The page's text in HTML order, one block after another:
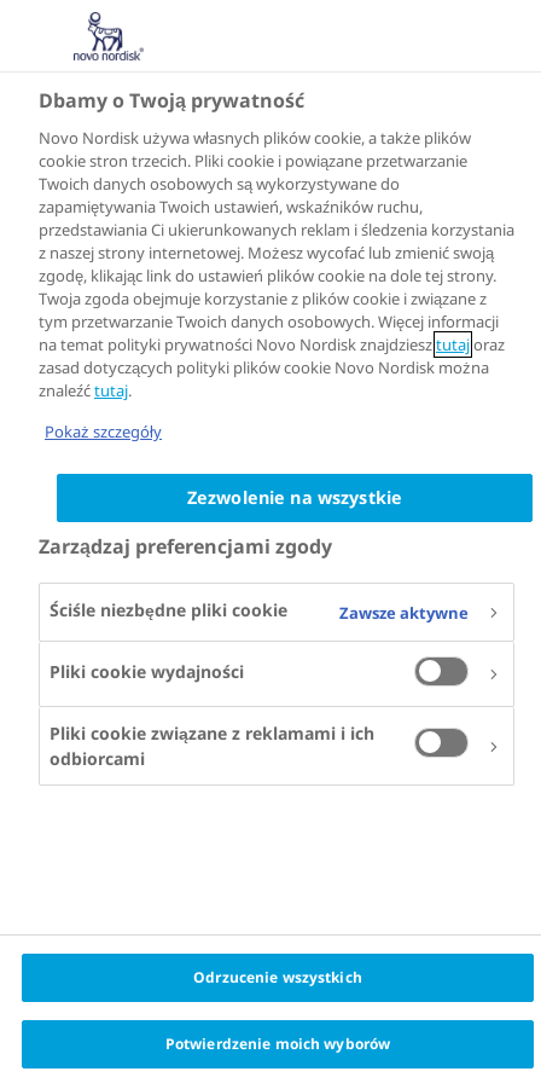
Dbamy o Twoją prywatność
Novo Nordisk używa własnych plików cookie, a także plików
cookie stron trzecich. Pliki cookie i powiązane przetwarzanie
Twoich danych osobowych są wykorzystywane do
zapamiętywania Twoich ustawień, wskaźników ruchu,
przedstawiania Ci ukierunkowanych reklam i śledzenia korzystania
z naszej strony internetowej. Możesz wycofać lub zmienić swoją
zgodę, klikając link do ustawień plików cookie na dole tej strony.
Twoja zgoda obejmuje korzystanie z plików cookie i związane z
tym przetwarzanie Twoich danych osobowych. Więcej informacji
na temat polityki prywatności Novo Nordisk znajdziesztutajoraz
zasad dotyczących polityki plików cookie Novo Nordisk można
znaleźćtutaj.
Pokaż szczegóły
Zezwolenie na wszystkie
Zarządzaj preferencjami zgody
Ściśle niezbędne pliki cookie Zawsze aktywne
Pliki cookie wydajności
Pliki cookie związane z reklamami i ich
odbiorcami
Odrzucenie wszystkich
Potwierdzenie moich wyborów